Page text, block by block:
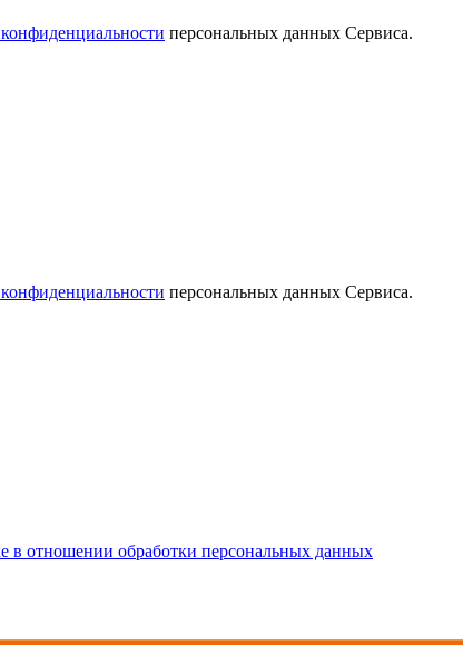
персональных данных Сервиса.
персональных данных Сервиса.
в отношении обработки персональных данных